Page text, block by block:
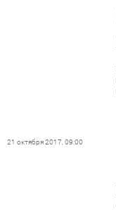
21 октября 2017, 09:00